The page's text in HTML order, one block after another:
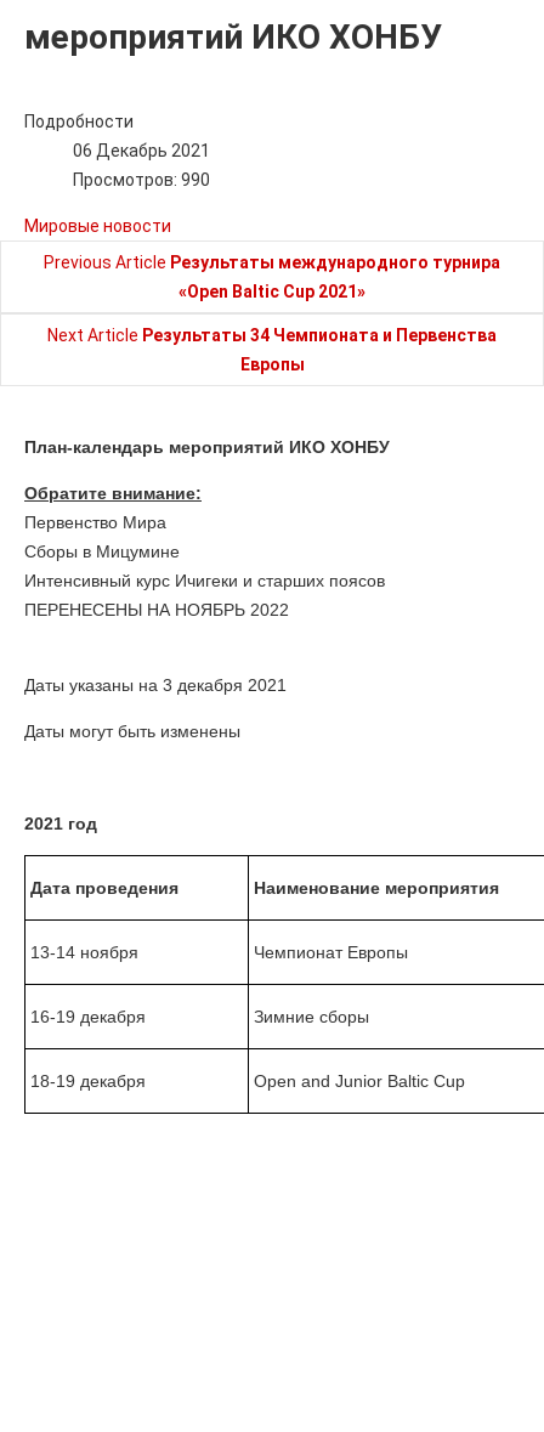
мероприятий ИКО ХОНБУ
Подробности
06 Декабрь 2021
Просмотров: 990
Мировые новости
Previous Article Результаты международного турнира
«Open Baltic Cup 2021»
Next Article Результаты 34 Чемпионата и Первенства
Европы
План-календарь мероприятий ИКО ХОНБУ
Обратите внимание:
Первенство Мира
Сборы в Мицумине
Интенсивный курс Ичигеки и старших поясов
ПЕРЕНЕСЕНЫ НА НОЯБРЬ 2022
Даты указаны на 3 декабря 2021
Даты могут быть изменены
2021 год
Дата проведения Наименование мероприятия
13-14 ноября Чемпионат Европы
16-19 декабря Зимние сборы
18-19 декабря Open and Junior Baltic Cup